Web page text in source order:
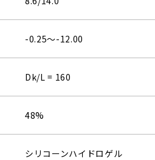
-0.25～-12.00
Dk/L = 160
48%
シリコーンハイドロゲル